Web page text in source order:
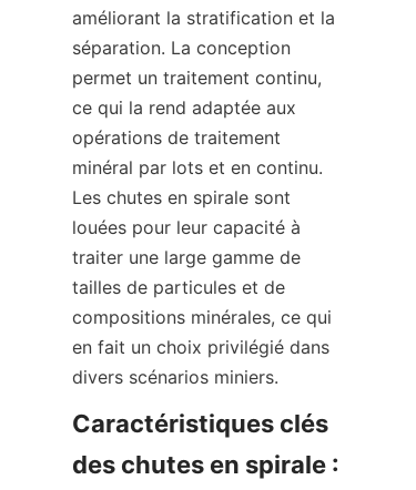
améliorant la stratification et la
séparation. La conception
permet un traitement continu,
ce qui la rend adaptée aux
opérations de traitement
minéral par lots et en continu.
Les chutes en spirale sont
louées pour leur capacité à
traiter une large gamme de
tailles de particules et de
compositions minérales, ce qui
en fait un choix privilégié dans
divers scénarios miniers.
Caractéristiques clés
des chutes en spirale :